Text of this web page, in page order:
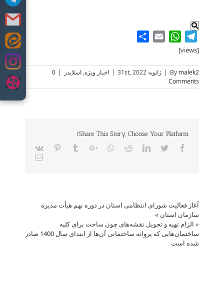
content
.
Telegram
WhatsApp
Email
[views]
By malek2
| ژانویه 31st, 2022 | اخبار ویژه, اسلایدر |
0
Comments
Share This Story, Choose Your Platform!
Facebook
Twitter
LinkedIn
Reddit
Whatsapp
Google+
Tumblr
Pinterest
Vk
Email
آغاز فعالیت شورای انتظامی استان در دوره نهم هیأت مدیره
سازمان استان »
« الزام تهیه و تحویل نقشه‌های چون ساخت برای کلیه
ساختمان‌هایی که پروانه ساختمانی آن‌ها از ابتدای سال 1400 صادر
شده است